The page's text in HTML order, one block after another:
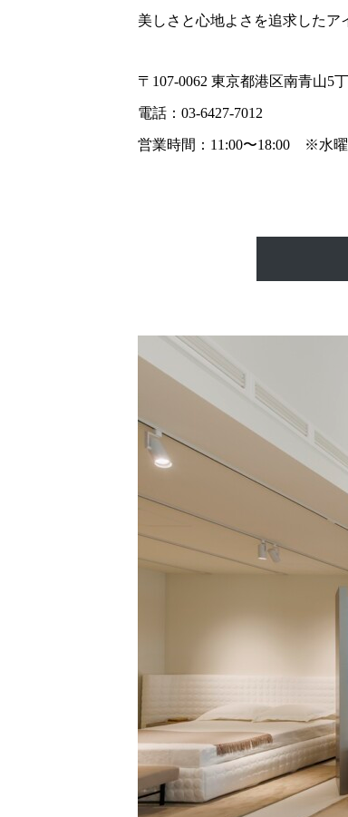
美しさと心地よさを追求した
〒107-0062 東京都港区南青山5
電話：03-6427-7012
営業時間：11:00〜18:00 ※水曜